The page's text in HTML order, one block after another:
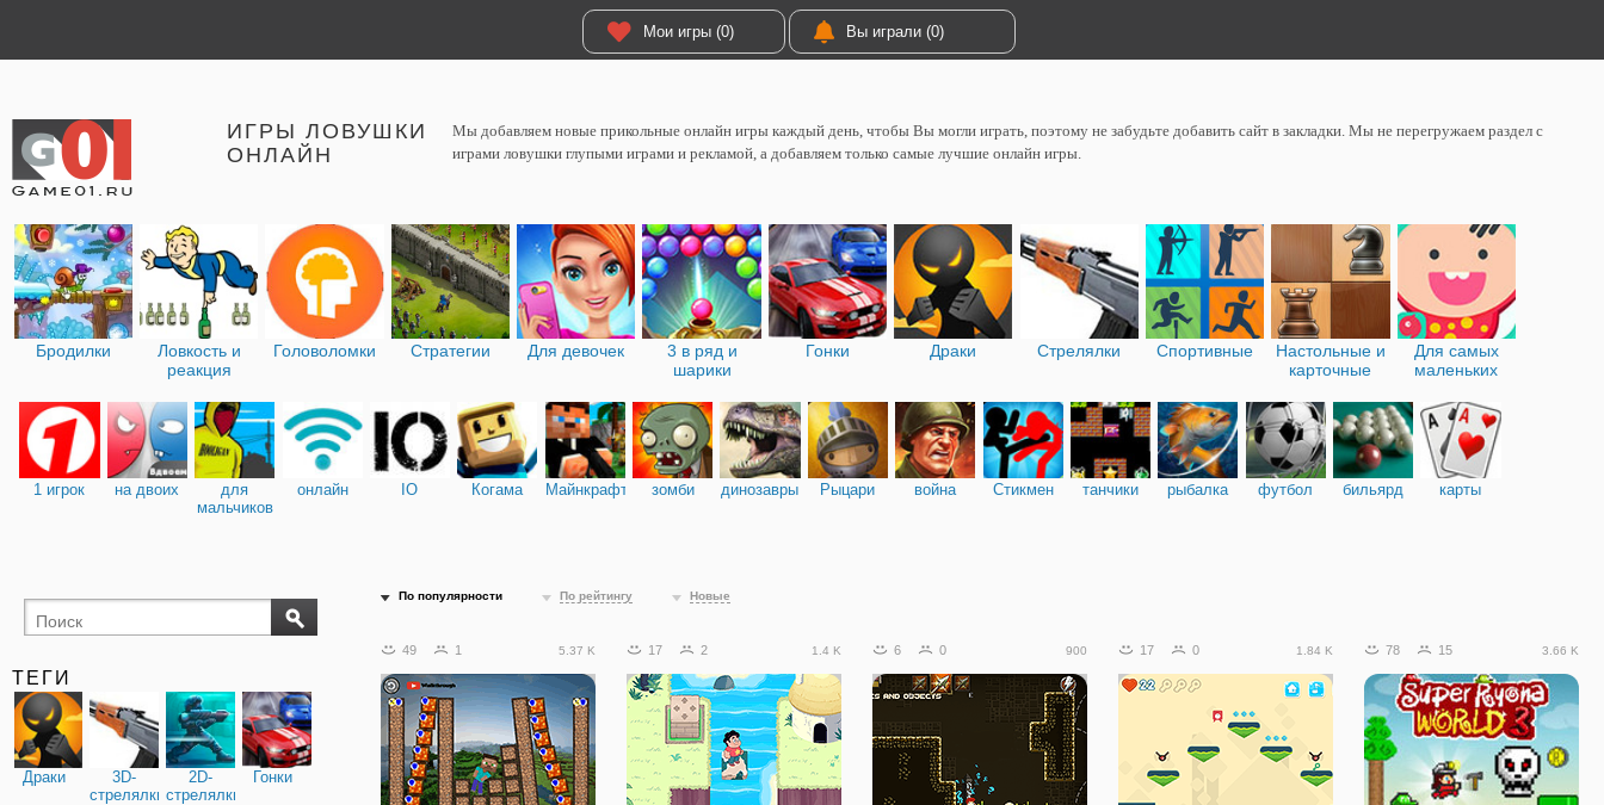
Мои игры (0) Вы играли (0)
ИГРЫ ЛОВУШКИ
ОНЛАЙН
Мы добавляем новые прикольные онлайн игры каждый день, чтобы Вы могли играть, поэтому не забудьте добавить сайт в закладки. Мы не перегружаем раздел с
играми ловушки глупыми играми и рекламой, а добавляем только самые лучшие онлайн игры.
Бродилки
Ловкость и
реакция
Головоломки Стратегии Для девочек
3 в ряд и
шарики
Гонки Драки Стрелялки Спортивные
Настольные и
карточные
Для самых
маленьких
1 игрок на двоих
для
мальчиков
онлайн IO Когама Майнкрафт зомби динозавры Рыцари война Стикмен танчики рыбалка футбол бильярд карты
ТЕГИ
Драки
3D-
стрелялки
2D-
стрелялки
Гонки
По популярности По рейтингу Новые
49 1 5.37 K 17 2 1.4 K 6 0 900 17 0 1.84 K 78 15 3.66 K